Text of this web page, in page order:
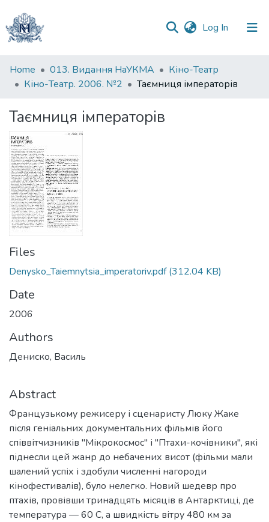
Log In (current)
Communities
&
All of DSpace
Statistics
Home 013. Видання НаУКМА
Кіно-Театр
Кіно-Театр. 2006. №2
Таємниця імператорів
Таємниця імператорів
Files
Denysko_Taiemnytsia_imperatoriv.pdf(312.04 KB)
Date
2006
Authors
Дениско, Василь
Abstract
Французькому режисеру і сценаристу Люку Жаке
після геніальних документальних фільмів його
співвітчизників "Мікрокосмос" і "Птахи-кочівники", які
піднесли цей жанр до небачених висот (фільми мали
шалений успіх і здобули численні нагороди
кінофестивалів), було нелегко. Новий шедевр про
птахів, провівши тринадцять місяців в Антарктиці, де
температура — 60 С, а швидкість вітру 480 км за